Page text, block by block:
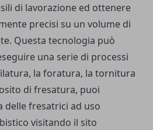
di lavorazione ed ottenere
precisi su un volume di
Questa tecnologia può
una serie di processi
la foratura, la tornitura
di fresatura, puoi
delle fresatrici ad uso
visitando il sito